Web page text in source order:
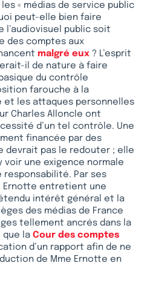
les « médias de service public
peut-elle bien faire
l’audiovisuel public soit
des comptes aux
malgré eux ? L’esprit
il de nature à faire
du contrôle
farouche à la
et les attaques personnelles
Charles Alloncle ont
d’un tel contrôle. Une
financée par des
devrait pas le redouter ; elle
voir une exigence normale
Par ses
Ernotte entretient une
intérêt général et la
des médias de France
tellement ancrés dans la
que la Cour des comptes
d’un rapport afin de ne
de Mme Ernotte en